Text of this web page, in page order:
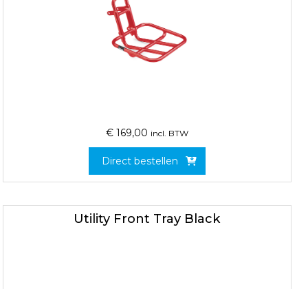
€ 169,00 incl. BTW
Direct bestellen
Utility Front Tray Black